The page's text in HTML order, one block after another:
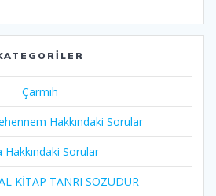
Çarmıh​
Hakkındaki Sorular
Hakkındaki Sorular
KİTAP TANRI SÖZÜDÜR